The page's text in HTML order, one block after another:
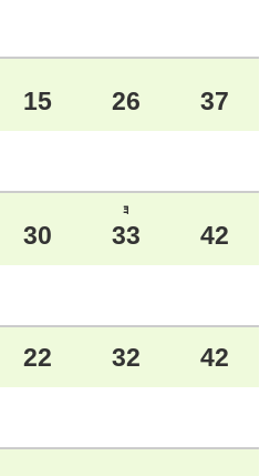
15 26 37
30
ﾖ
33 42
22 32 42